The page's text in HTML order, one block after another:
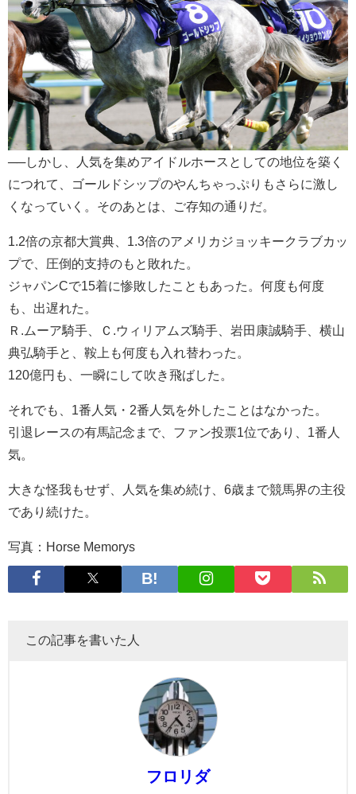
──しかし、人気を集めアイドルホースとしての地位を築く
につれて、ゴールドシップのやんちゃっぷりもさらに激し
くなっていく。そのあとは、ご存知の通りだ。
1.2倍の京都大賞典、1.3倍のアメリカジョッキークラブカッ
プで、圧倒的支持のもと敗れた。
ジャパンCで15着に惨敗したこともあった。何度も何度
も、出遅れた。
Ｒ.ムーア騎手、Ｃ.ウィリアムズ騎手、岩田康誠騎手、横山
典弘騎手と、鞍上も何度も入れ替わった。
120億円も、一瞬にして吹き飛ばした。
それでも、1番人気・2番人気を外したことはなかった。
引退レースの有馬記念まで、ファン投票1位であり、1番人
気。
大きな怪我もせず、人気を集め続け、6歳まで競馬界の主役
であり続けた。
写真：Horse Memorys
この記事を書いた人
フロリダ